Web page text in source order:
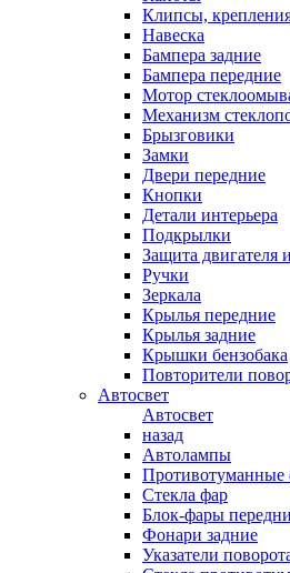
Клипсы,
Навеска
Бампера задние
Бампера передние
Мотор
Механизм
Брызговики
Замки
Двери передние
Кнопки
Детали интерьера
Подкрылки
Защита
Ручки
Зеркала
Крылья передние
Крылья задние
Крышки бензобака
Повторители
Автосвет
Автосвет
назад
Автолампы
Противотуманные
Стекла фар
Блок-фары
Фонари задние
Указатели